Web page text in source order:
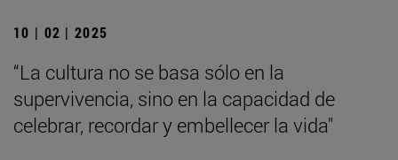
10 | 02 | 2025
“La cultura no se basa sólo en la
supervivencia, sino en la capacidad de
celebrar, recordar y embellecer la vida"